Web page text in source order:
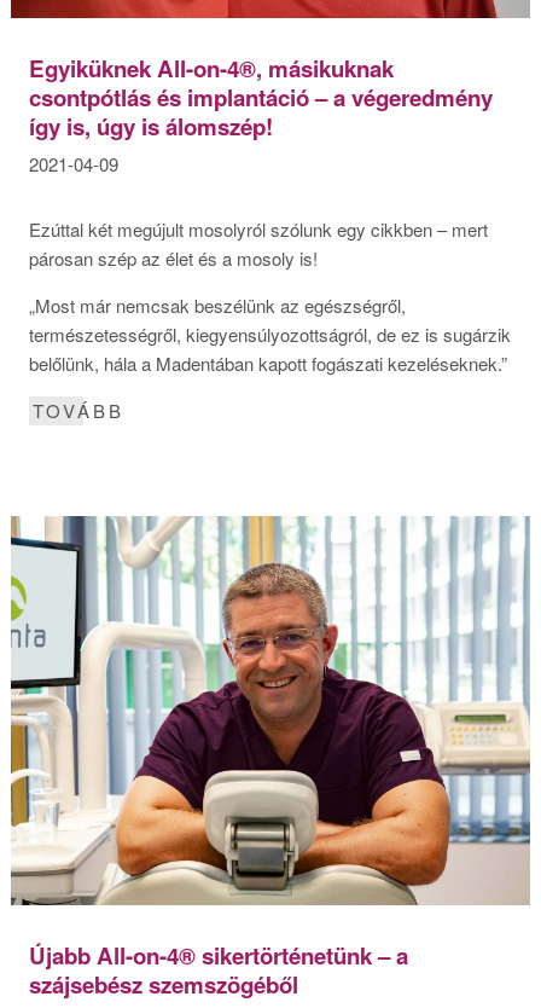
Egyiküknek All-on-4®, másikuknak
csontpótlás és implantáció – a végeredmény
így is, úgy is álomszép!
2021-04-09
Ezúttal két megújult mosolyról szólunk egy cikkben – mert
párosan szép az élet és a mosoly is!
„Most már nemcsak beszélünk az egészségről,
természetességről, kiegyensúlyozottságról, de ez is sugárzik
belőlünk, hála a Madentában kapott fogászati kezeléseknek.”
TOVÁBB
Újabb All-on-4® sikertörténetünk – a
szájsebész szemszögéből